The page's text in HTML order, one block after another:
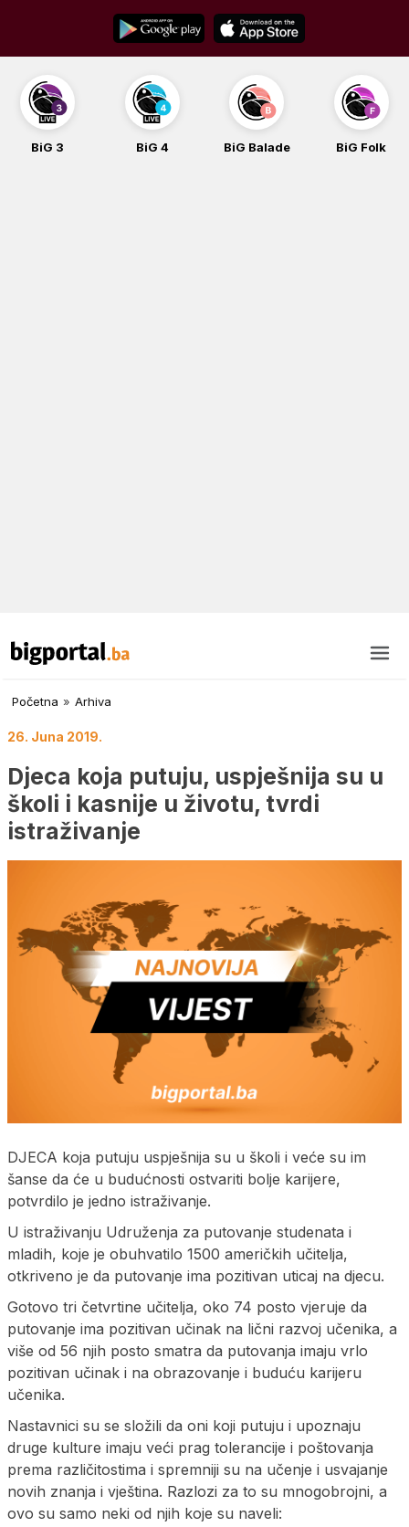
content
BiG 3 BiG 4 BiG Balade BiG Folk
Početna » Arhiva
26. Juna 2019.
Djeca koja putuju, uspješnija su u
školi i kasnije u životu, tvrdi
istraživanje
DJECA koja putuju uspješnija su u školi i veće su im
šanse da će u budućnosti ostvariti bolje karijere,
potvrdilo je jedno istraživanje.
U istraživanju Udruženja za putovanje studenata i
mladih, koje je obuhvatilo 1500 američkih učitelja,
otkriveno je da putovanje ima pozitivan uticaj na djecu.
Gotovo tri četvrtine učitelja, oko 74 posto vjeruje da
putovanje ima pozitivan učinak na lični razvoj učenika, a
više od 56 njih posto smatra da putovanja imaju vrlo
pozitivan učinak i na obrazovanje i buduću karijeru
učenika.
Nastavnici su se složili da oni koji putuju i upoznaju
druge kulture imaju veći prag tolerancije i poštovanja
prema različitostima i spremniji su na učenje i usvajanje
novih znanja i vještina. Razlozi za to su mnogobrojni, a
ovo su samo neki od njih koje su naveli: